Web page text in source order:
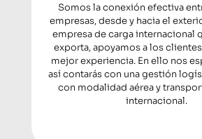
Somos la conexión efectiva
empresas, desde y hacia el
empresa de carga internacional
exporta, apoyamos a los
mejor experiencia. En ello nos
así contarás con una gestión
con modalidad aérea y
internacional.